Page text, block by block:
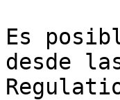
Es
desde